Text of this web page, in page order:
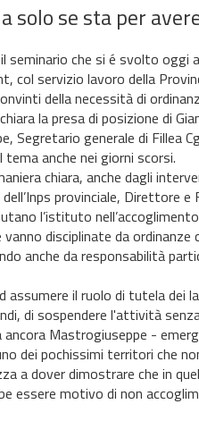
solo se sta per
seminario che si é svolto oggi
col servizio lavoro della
della necessità di
la presa di posizione di
Segretario generale di Fillea
anche nei giorni scorsi.
chiara, anche dagli
provinciale, Direttore e
l’istituto
disciplinate da ordinanze
anche da responsabilità
assumere il ruolo di tutela dei
di sospendere l'attività
Mastrogiuseppe -
dei pochissimi territori che
a dover dimostrare che in
motivo di non